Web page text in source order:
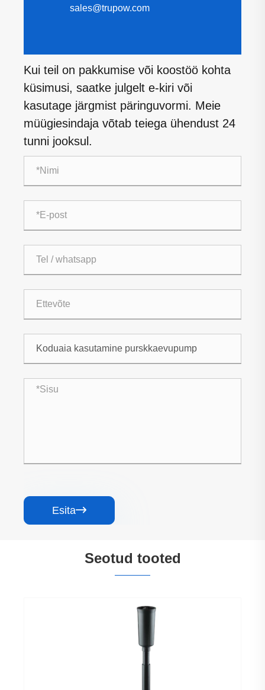
sales@trupow.com
Kui teil on pakkumise või koostöö kohta
küsimusi, saatke julgelt e-kiri või
kasutage järgmist päringuvormi. Meie
müügiesindaja võtab teiega ühendust 24
tunni jooksul.
Esita
Seotud tooted